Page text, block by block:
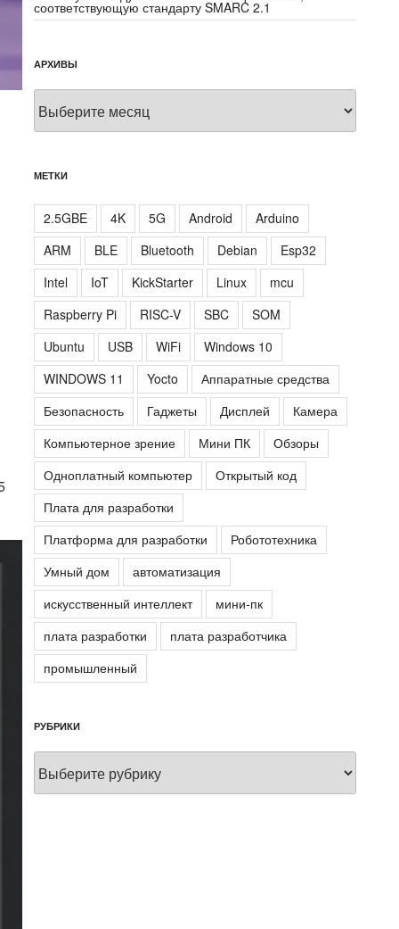
соответствующую стандарту SMARC 2.1
АРХИВЫ
Архивы
МЕТКИ
2.5GBE 4K 5G Android
Arduino
ARM
BLE Bluetooth Debian
Esp32
Intel
IoT KickStarter Linux
mcu
Raspberry Pi
RISC-V SBC
SOM
Ubuntu
USB WiFi
Windows 10
WINDOWS 11
Yocto
Аппаратные средства
Безопасность
Гаджеты Дисплей
Камера
Компьютерное зрение
Мини ПК
Обзоры
Одноплатный компьютер
Открытый код
Плата для разработки
Платформа для разработки
Робототехника
Умный дом
автоматизация
искусственный интеллект
мини-пк
плата разработки
плата разработчика
промышленный
РУБРИКИ
Рубрики